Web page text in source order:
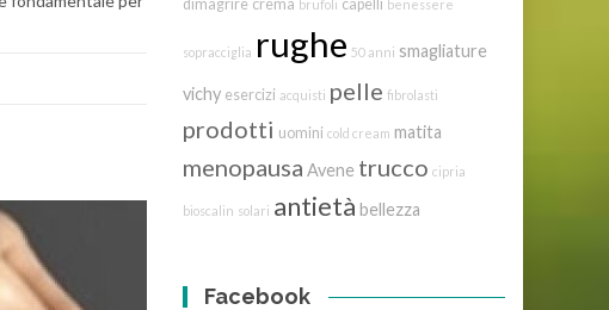
dimagrire crema brufoli capelli benessere
sopracciglia rughe 50 anni smagliature
vichy esercizi acquisti pelle fibrolasti
prodotti uomini cold cream matita
menopausa Avene trucco cipria
bioscalin solari antietà bellezza
Facebook